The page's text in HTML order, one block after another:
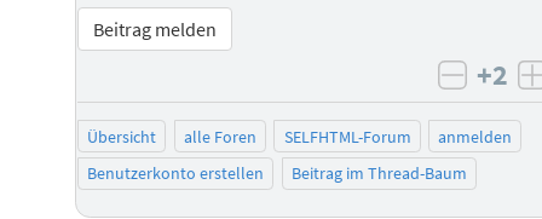
Beitrag melden
+2
Übersicht alle Foren SELFHTML-Forum
anmelden
Benutzerkonto erstellen
Beitrag im Thread-Baum